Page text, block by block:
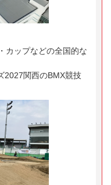
カップなどの全国的な
2027関西のBMX競技